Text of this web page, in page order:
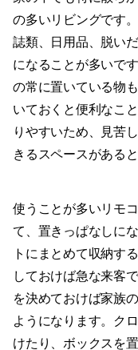
の多いリビングです
誌類、日用品、脱い
になることが多いで
の常に置いている物
いておくと便利なこ
りやすいため、見苦
きるスペースがあると
使うことが多いリモ
て、置きっぱなしに
トにまとめて収納す
しておけば急な来客
を決めておけば家族
ようになります。ク
けたり、ボックスを